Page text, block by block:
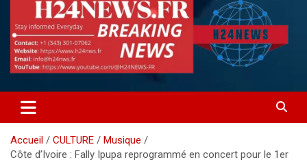
Accueil CULTURE
Musique
Côte d’Ivoire : Fally Ipupa reprogrammé en concert pour le 1er